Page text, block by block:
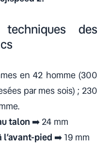
techniques des
en 42 homme (300
par mes sois) ; 230
talon ➡️ 24 mm
l’avant-pied ➡️ 19 mm